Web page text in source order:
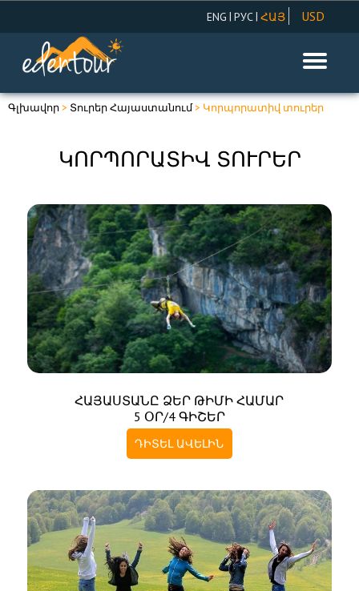
USD
EUR
RUR
ENG | РУС| ՀԱՅ
Գլխավոր> Տուրեր Հայաստանում> Կորպորատիվ տուրեր
ԿՈՐՊՈՐԱՏԻՎ ՏՈՒՐԵՐ
ՀԱՅԱՍՏԱՆԸ ՁԵՐ ԹԻՄԻ ՀԱՄԱՐ
5 ՕՐ/4 ԳԻՇԵՐ
ԴԻՏԵԼ ԱՎԵԼԻՆ